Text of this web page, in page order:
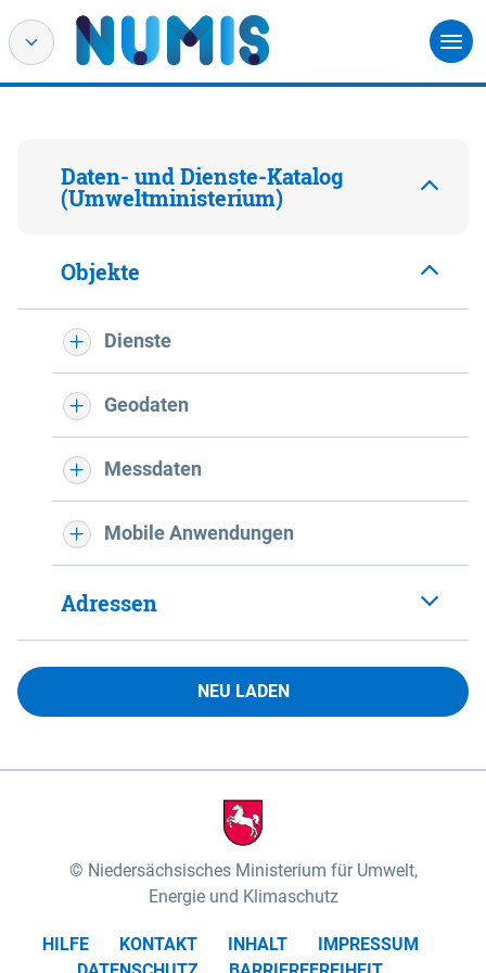
Daten- und Dienste-Katalog
(Umweltministerium)
Objekte
Dienste
Geodaten
Messdaten
Mobile Anwendungen
Adressen
NEU LADEN
Niedersächsisches Ministerium für Umwelt,
Energie und Klimaschutz
HILFE KONTAKT INHALT
IMPRESSUM